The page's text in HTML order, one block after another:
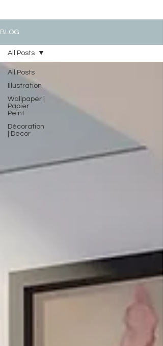
BLOG
All Posts
Illustration
Wallpaper |
Papier
Peint
Décoration
| Decor
All Posts